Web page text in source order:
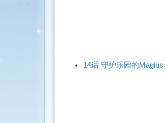
14话 守护乐园的Magius